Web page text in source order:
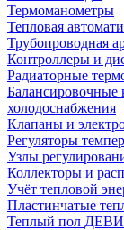
Термоманометры
Тепловая
Трубопроводная
Контроллеры и
Радиаторные
Балансировочные
холодоснабжения
Клапаны и
Регуляторы
Узлы
Коллекторы и
Учёт тепловой
Пластинчатые
Теплый пол ДЕВИ